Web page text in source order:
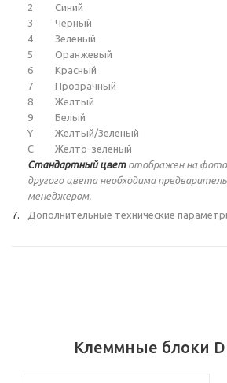
2
Синий
3
Черный
4
Зеленый
5
Оранжевый
6
Красный
7
Прозрачный
8
Желтый
9
Белый
Y
Желтый/Зеленый
C
Желто-зеленый
Стандартный цветотображен на
другого цвета необходима
менеджером.
Дополнительные технические
Клеммные блоки